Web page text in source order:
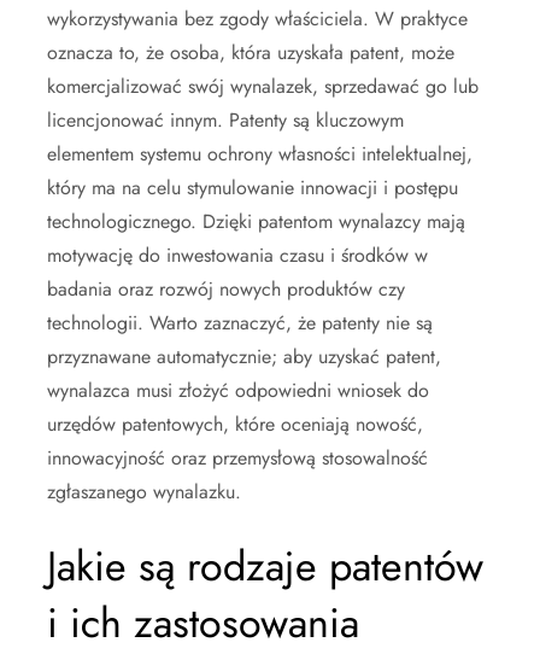
wykorzystywania bez zgody właściciela. W praktyce
oznacza to, że osoba, która uzyskała patent, może
komercjalizować swój wynalazek, sprzedawać go lub
licencjonować innym. Patenty są kluczowym
elementem systemu ochrony własności intelektualnej,
który ma na celu stymulowanie innowacji i postępu
technologicznego. Dzięki patentom wynalazcy mają
motywację do inwestowania czasu i środków w
badania oraz rozwój nowych produktów czy
technologii. Warto zaznaczyć, że patenty nie są
przyznawane automatycznie; aby uzyskać patent,
wynalazca musi złożyć odpowiedni wniosek do
urzędów patentowych, które oceniają nowość,
innowacyjność oraz przemysłową stosowalność
zgłaszanego wynalazku.
Jakie są rodzaje patentów
i ich zastosowania